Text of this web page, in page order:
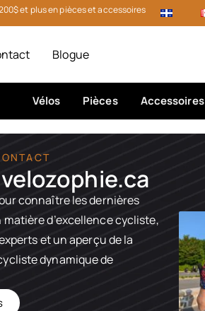
et plus en pièces et accessoires
Blogue
Vélos Pièces
connaître les dernières
d’excellence cycliste,
et un aperçu de la
dynamique de